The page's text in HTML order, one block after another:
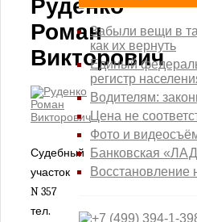
Дорогомиловский районный суд г.
Замоскворецкий районный суд г.
Зеленоградский районный суд г.
Зюзинский районный суд города
Измайловский районный суд
Коптевский районный суд города
Кузьминский районный суд города
Кунцевский районный суд города
Лефортовский районный суд города
Люблинский районный суд города
Руденко
Роман
Викторович
Судебный
участок
N 357
тел.
Забыли вещи в
как их вернуть
Единый
регистр
Водителям:
Цена не
Фото и
Банковская
Восстановление